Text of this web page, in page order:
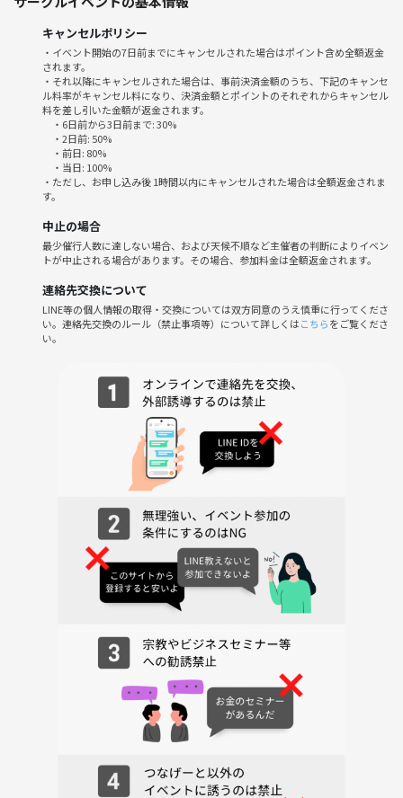
💰参加費
600円
※非営利で運営している為、運営費以外の営利目的は一切ございませ
🎒持ち物
・ 室内用シューズ
・動きやすい格好
※試合ごとにTシャツを黒または白に着替えてもらいます。
すぐ着替えられるよう黒または白Tシャツを1枚持って置くか、リバーシ
ブルのビブスをご用意お願い致します。
・当日の無断キャンセルはご遠慮下さい。
・怪我・事故等は自己責任となります。
→とにかくケガに繋がらないように特別ルールも用意していますが、激
・暴言暴力・悪質な煽りなど不快な行為はおやめ下さい。
・勧誘・ナンパ等は厳禁です。
・団体ルール・会場ルールは必ず守ってください。
上京したてで友達が欲しい、運動を始めたい、久しぶりにバスケした
い、スポーツで繋がりたいなどなどみんなで笑って、動いて、繋がる時
間を一緒に作っていきましょう🤝
キャンセルポリシー
・イベント開始の7日前までにキャンセルされた場合はポイント含め全額返金
されます。
・それ以降にキャンセルされた場合は、事前決済金額のうち、下記のキャンセ
ル料率がキャンセル料になり、決済金額とポイントのそれぞれからキャンセル
料を差し引いた金額が返金されます。
・6日前から3日前まで: 30%
・2日前: 50%
・前日: 80%
・当日: 100%
・ただし、お申し込み後 1時間以内にキャンセルされた場合は全額返金されま
す。
中止の場合
最少催行人数に達しない場合、および天候不順など主催者の判断によりイベン
トが中止される場合があります。その場合、参加料金は全額返金されます。
連絡先交換について
LINE等の個人情報の取得・交換については双方同意のうえ慎重に行ってくださ
い。連絡先交換のルール（禁止事項等）について詳しくはこちらをご覧くださ
い。